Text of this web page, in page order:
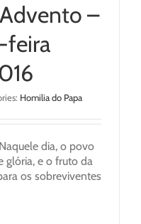
–
feira
Homilia do Papa
dia, o povo
glória, e o fruto da
os sobreviventes